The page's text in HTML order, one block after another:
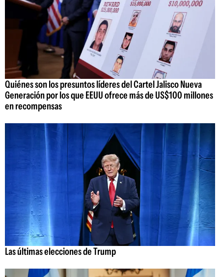
Quiénes son los presuntos líderes del Cartel Jalisco Nueva
Generación por los que EEUU ofrece más de US$100 millones
en recompensas
Las últimas elecciones de Trump